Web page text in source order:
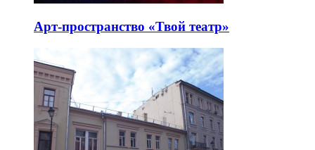
Арт-пространство «Твой театр»